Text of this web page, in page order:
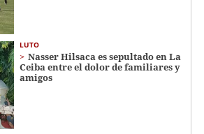
LUTO
Nasser Hilsaca es sepultado en La
Ceiba entre el dolor de familiares y
amigos